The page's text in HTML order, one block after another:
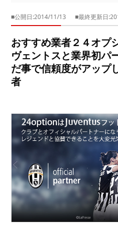
■公開日:2014/11/13 ■最終更新日
おすすめ業者２４オ
ヴェントスと業界初パ
だ事で信頼度がアップ
者